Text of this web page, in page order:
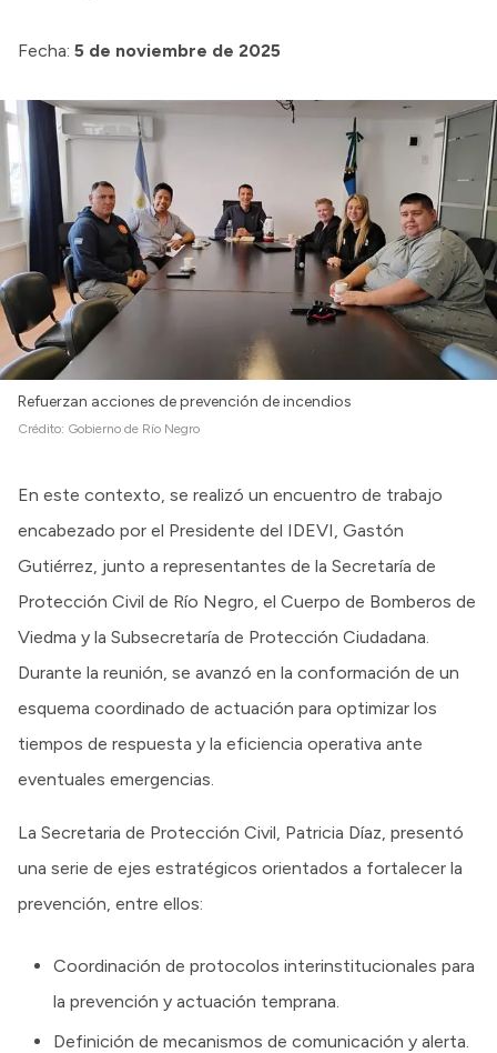
Fecha: 5 de noviembre de 2025
Refuerzan acciones de prevención de incendios
Crédito: Gobierno de Río Negro
En este contexto, se realizó un encuentro de trabajo
encabezado por el Presidente del IDEVI, Gastón
Gutiérrez, junto a representantes de la Secretaría de
Protección Civil de Río Negro, el Cuerpo de Bomberos de
Viedma y la Subsecretaría de Protección Ciudadana.
Durante la reunión, se avanzó en la conformación de un
esquema coordinado de actuación para optimizar los
tiempos de respuesta y la eficiencia operativa ante
eventuales emergencias.
La Secretaria de Protección Civil, Patricia Díaz, presentó
una serie de ejes estratégicos orientados a fortalecer la
prevención, entre ellos:
Coordinación de protocolos interinstitucionales para
la prevención y actuación temprana.
Definición de mecanismos de comunicación y alerta.